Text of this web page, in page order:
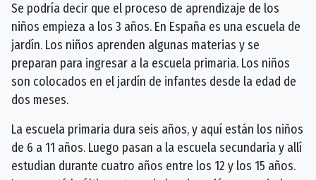
Se podría decir que el proceso de aprendizaje de los
niños empieza a los 3 años. En España es una escuela de
jardín. Los niños aprenden algunas materias y se
preparan para ingresar a la escuela primaria. Los niños
son colocados en el jardín de infantes desde la edad de
dos meses.
La escuela primaria dura seis años, y aquí están los niños
de 6 a 11 años. Luego pasan a la escuela secundaria y allí
estudian durante cuatro años entre los 12 y los 15 años.